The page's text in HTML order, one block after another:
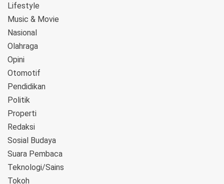
Lifestyle
Music & Movie
Nasional
Olahraga
Opini
Otomotif
Pendidikan
Politik
Properti
Redaksi
Sosial Budaya
Suara Pembaca
Teknologi/Sains
Tokoh